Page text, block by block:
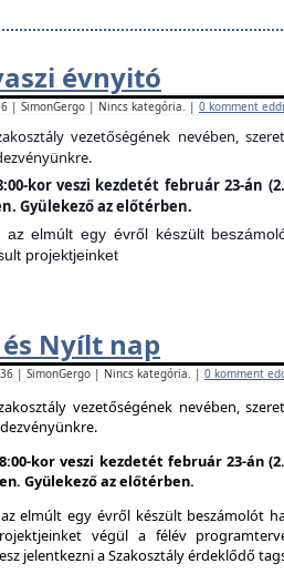
évnyitó
| SimonGergo | Nincs kategória. | 0 komment
vezetőségének nevében,
kor veszi kezdetét február 23-án
Gyülekező az előtérben.
az elmúlt egy évről készült
projektjeinket
Nyílt nap
| SimonGergo | Nincs kategória. | 0 komment
vezetőségének nevében,
kor veszi kezdetét február 23-án
Gyülekező az előtérben.
elmúlt egy évről készült beszámolót
végül a félév
jelentkezni a Szakosztály érdeklődő